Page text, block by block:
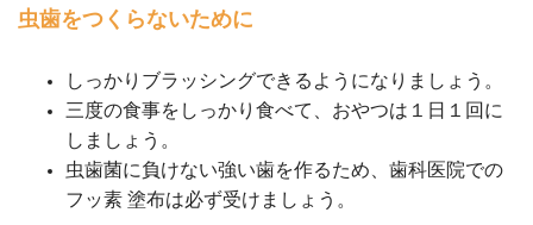
虫歯をつくらないために
しっかりブラッシングできるようになりましょう。
三度の食事をしっかり食べて、おやつは１日１回に
しましょう。
虫歯菌に負けない強い歯を作るため、歯科医院での
フッ素 塗布は必ず受けましょう。